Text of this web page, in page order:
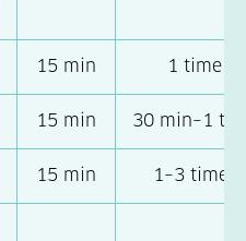
15 min 1 time
15 min 30 min–1
15 min 1–3 timer